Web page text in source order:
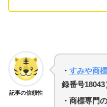
記事の信頼性
・ すみや商
録番号
・商標専門